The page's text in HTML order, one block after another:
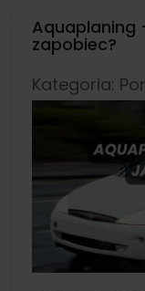
Aquaplaning
zapobiec?
Kategoria: